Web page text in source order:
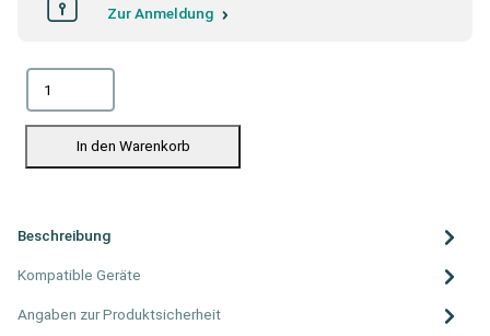
Zur Anmeldung
In den Warenkorb
Beschreibung
Kompatible Geräte
Angaben zur Produktsicherheit